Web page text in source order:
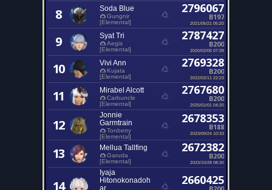
8 Soda Blue
Gungnir
[Elemental]
2796067
B197
2021/05/21 05:20
9 Syat Tri
Aegis
[Elemental]
2787427
B200
2020/02/05 07:39
10 Vivi Ann
Kujata
[Elemental]
2769328
B200
2022/02/11 22:23
11 Mirabel Alcott
Carbuncle
[Elemental]
2767680
B200
2025/01/01 04:20
12
Jonnie
Garmtrain
Tonberry
[Elemental]
2678353
B188
2023/09/24 10:33
13 Mellua Tallfing
Garuda
[Elemental]
2672382
B200
2023/10/28 08:30
14
Iyaja
Hitonokonadoh
2660425